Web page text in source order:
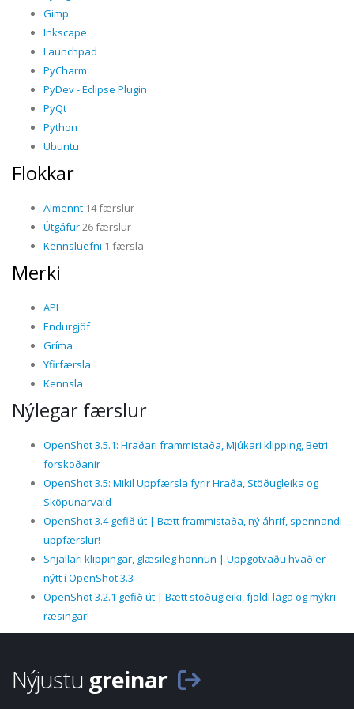
Gimp
Inkscape
Launchpad
PyCharm
PyDev - Eclipse Plugin
PyQt
Python
Ubuntu
Flokkar
Almennt 14 færslur
Útgáfur26 færslur
Kennsluefni 1 færsla
Merki
API
Endurgjöf
Gríma
Yfirfærsla
Kennsla
Nýlegar færslur
OpenShot 3.5.1: Hraðari frammistaða, Mjúkari klipping, Betri
forskoðanir
OpenShot 3.5: Mikil Uppfærsla fyrir Hraða, Stöðugleika og
Sköpunarvald
OpenShot 3.4 gefið út | Bætt frammistaða, ný áhrif, spennandi
uppfærslur!
Snjallari klippingar, glæsileg hönnun | Uppgötvaðu hvað er
nýtt í OpenShot 3.3
OpenShot 3.2.1 gefið út | Bætt stöðugleiki, fjöldi laga og mýkri
ræsingar!
Nýjustu greinar